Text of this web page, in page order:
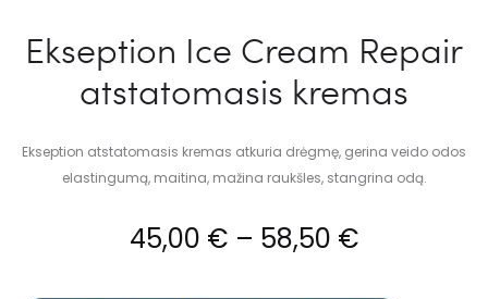
Ekseption Ice Cream Repair
atstatomasis kremas
Ekseption atstatomasis kremas atkuria drėgmę, gerina veido odos
elastingumą, maitina, mažina raukšles, stangrina odą.
45,00 € – 58,50 €